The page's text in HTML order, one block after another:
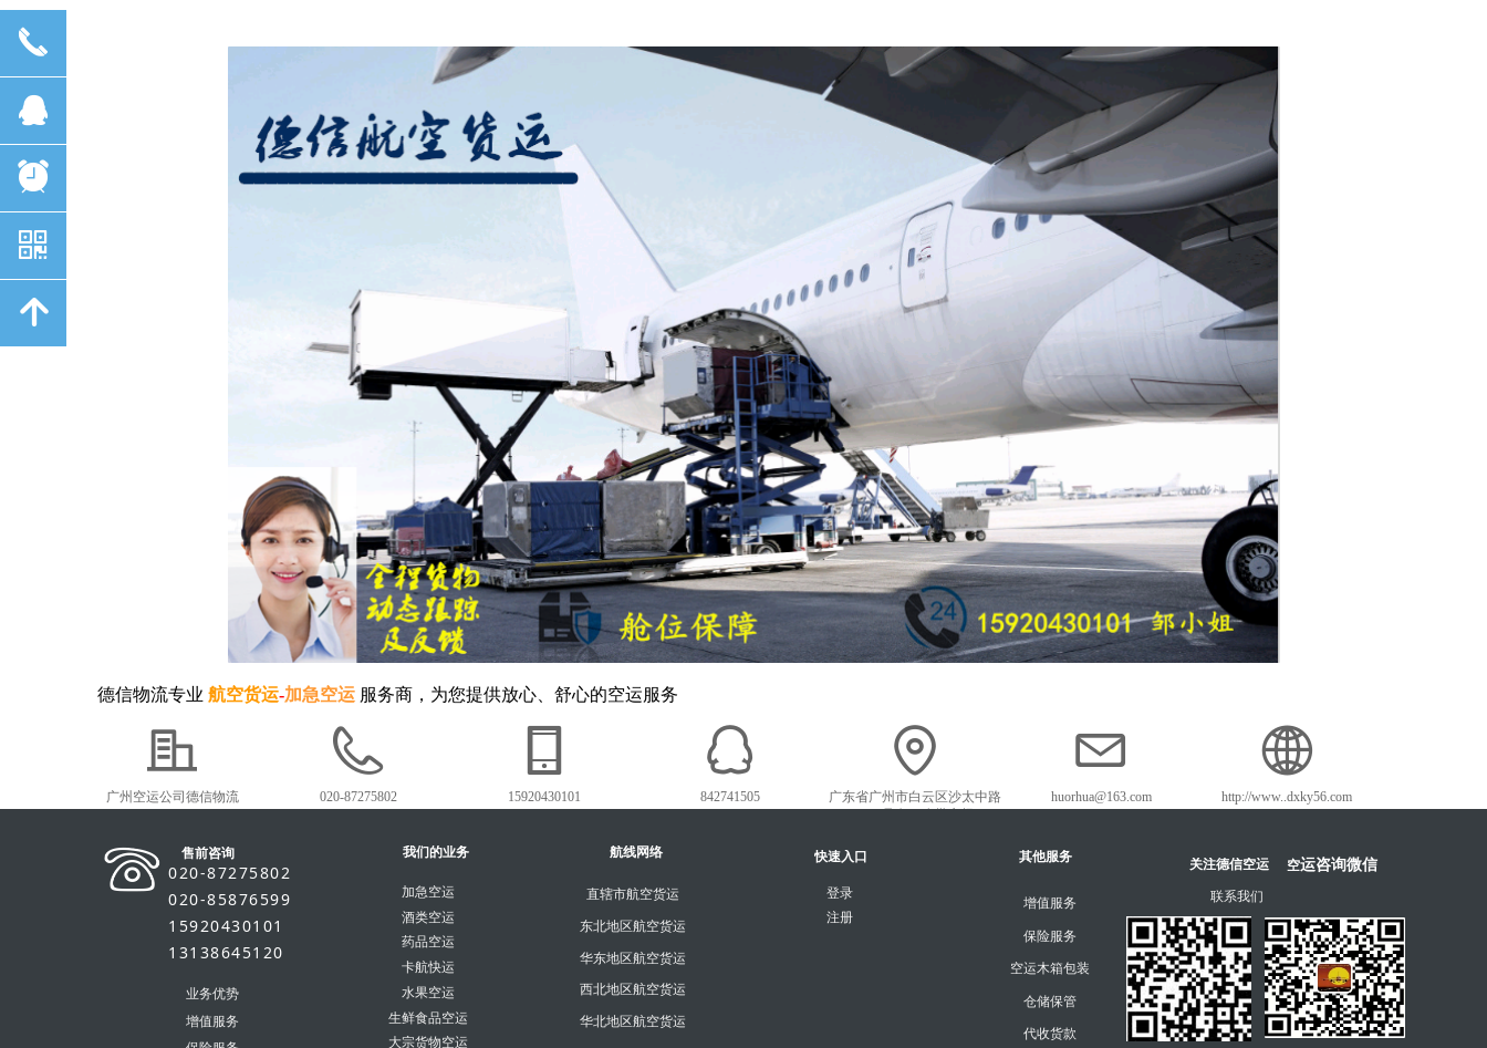
加急空运
酒类空运
药品空运
卡航快运
水果空运
生鲜食品空运
大宗货物空运
我们的业务
直辖市航空货运
东北地区航空货运
华东地区航空货运
西北地区航空货运
华北地区航空货运
航线网络
登录
注册
快速入口
增值服务
保险服务
空运木箱包装
仓储保管
代收货款
其他服务
联系我们
关注德信空运
业务优势
增值服务
售前咨询
020-87275802
020-85876599
15920430101
13138645120
空运咨询微信
广州空运公司德信物流 020-87275802 15920430101 842741505
广东省广州市白云区沙太中路
huorhua@163.com http://www..dxky56.com
德信物流专业 航空货运-加急空运 服务商，为您提供放心、舒心的空运服务
끅
뀩
뀥
낃
녕